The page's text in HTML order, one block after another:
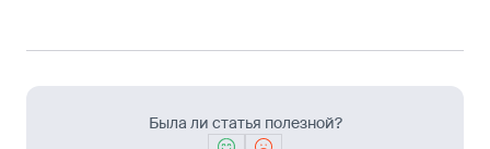
Была ли статья полезной?